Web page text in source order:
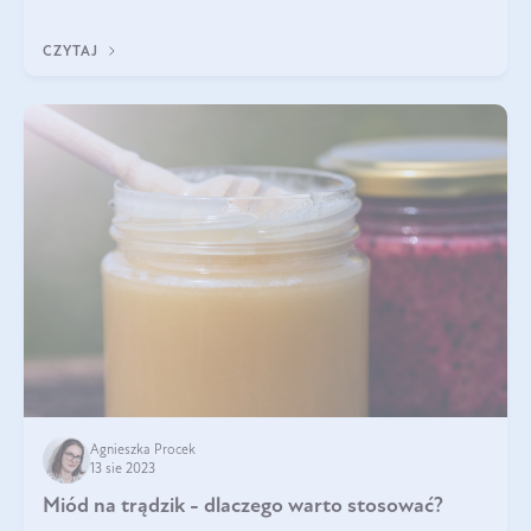
CZYTAJ
Agnieszka Procek
13 sie 2023
Miód na trądzik - dlaczego warto stosować?